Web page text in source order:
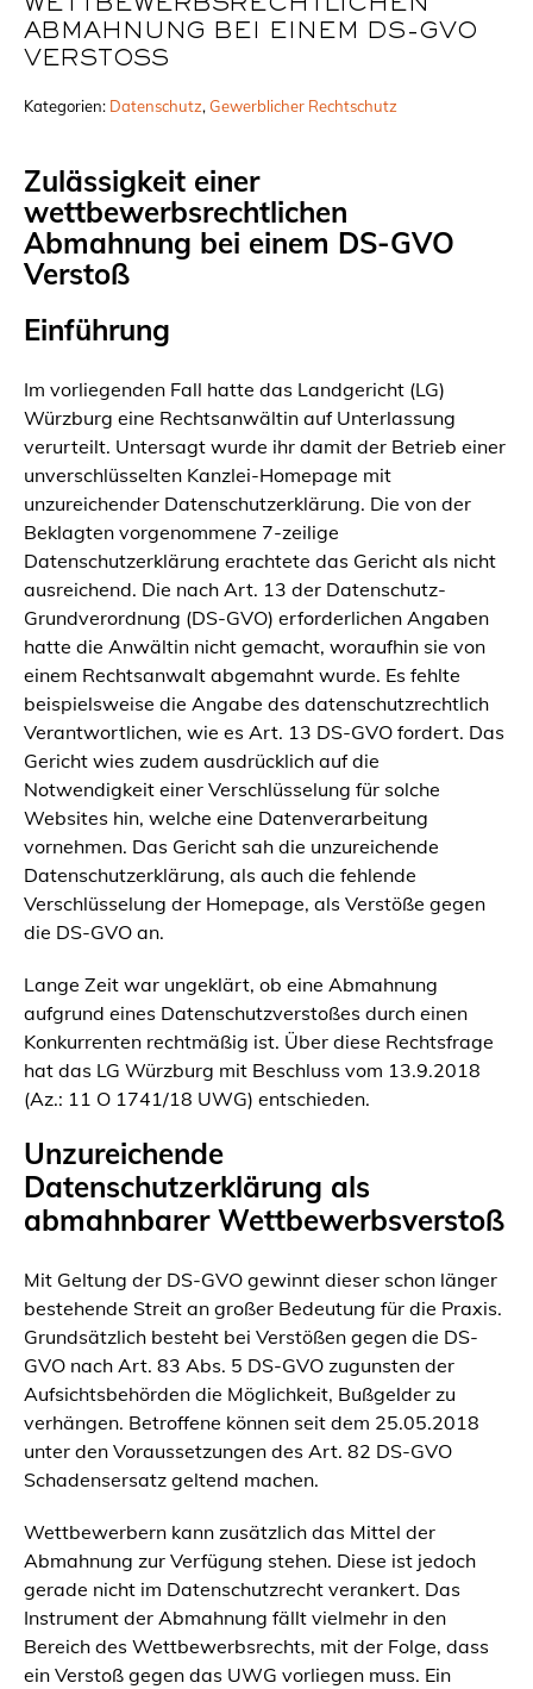
WETTBEWERBSRECHTLICHEN
ABMAHNUNG BEI EINEM DS-GVO
VERSTOSS
Kategorien: Datenschutz, Gewerblicher Rechtschutz
Zulässigkeit einer
wettbewerbsrechtlichen
Abmahnung bei einem DS-GVO
Verstoß
Einführung
Im vorliegenden Fall hatte das Landgericht (LG)
Würzburg eine Rechtsanwältin auf Unterlassung
verurteilt. Untersagt wurde ihr damit der Betrieb einer
unverschlüsselten Kanzlei-Homepage mit
unzureichender Datenschutzerklärung. Die von der
Beklagten vorgenommene 7-zeilige
Datenschutzerklärung erachtete das Gericht als nicht
ausreichend. Die nach Art. 13 der Datenschutz-
Grundverordnung (DS-GVO) erforderlichen Angaben
hatte die Anwältin nicht gemacht, woraufhin sie von
einem Rechtsanwalt abgemahnt wurde. Es fehlte
beispielsweise die Angabe des datenschutzrechtlich
Verantwortlichen, wie es Art. 13 DS-GVO fordert. Das
Gericht wies zudem ausdrücklich auf die
Notwendigkeit einer Verschlüsselung für solche
Websites hin, welche eine Datenverarbeitung
vornehmen. Das Gericht sah die unzureichende
Datenschutzerklärung, als auch die fehlende
Verschlüsselung der Homepage, als Verstöße gegen
die DS-GVO an.
Lange Zeit war ungeklärt, ob eine Abmahnung
aufgrund eines Datenschutzverstoßes durch einen
Konkurrenten rechtmäßig ist. Über diese Rechtsfrage
hat das LG Würzburg mit Beschluss vom 13.9.2018
(Az.: 11 O 1741/18 UWG) entschieden.
Unzureichende
Datenschutzerklärung als
abmahnbarer Wettbewerbsverstoß
Mit Geltung der DS-GVO gewinnt dieser schon länger
bestehende Streit an großer Bedeutung für die Praxis.
Grundsätzlich besteht bei Verstößen gegen die DS-
GVO nach Art. 83 Abs. 5 DS-GVO zugunsten der
Aufsichtsbehörden die Möglichkeit, Bußgelder zu
verhängen. Betroffene können seit dem 25.05.2018
unter den Voraussetzungen des Art. 82 DS-GVO
Schadensersatz geltend machen.
Wettbewerbern kann zusätzlich das Mittel der
Abmahnung zur Verfügung stehen. Diese ist jedoch
gerade nicht im Datenschutzrecht verankert. Das
Instrument der Abmahnung fällt vielmehr in den
Bereich des Wettbewerbsrechts, mit der Folge, dass
ein Verstoß gegen das UWG vorliegen muss. Ein